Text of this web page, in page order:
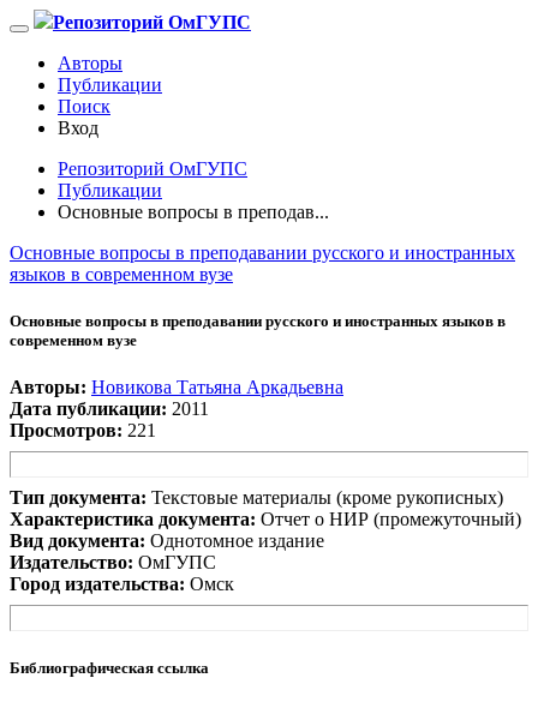
Репозиторий ОмГУПС
Авторы
Публикации
Поиск
Вход
Репозиторий ОмГУПС
Публикации
Основные вопросы в преподав...
Основные вопросы в преподавании русского и иностранных
языков в современном вузе
Основные вопросы в преподавании русского и иностранных языков в
современном вузе
Авторы: Новикова Татьяна Аркадьевна
Дата публикации: 2011
Просмотров: 221
Тип документа: Текстовые материалы (кроме рукописных)
Характеристика документа: Отчет о НИР (промежуточный)
Вид документа: Однотомное издание
Издательство: ОмГУПС
Город издательства: Омск
Библиографическая ссылка